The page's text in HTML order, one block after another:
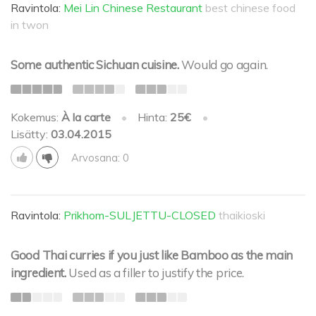
Ravintola: Mei Lin Chinese Restaurant best chinese food
in twon
Some authentic Sichuan cuisine.Would go again.
Kokemus: À la carte • Hinta: 25€
•
Lisätty: 03.04.2015
Arvosana: 0
Ravintola: Prikhom-SULJETTU-CLOSED thaikioski
Good Thai curries if you just like Bamboo as the main
ingredient. Used as a filler to justify the price.